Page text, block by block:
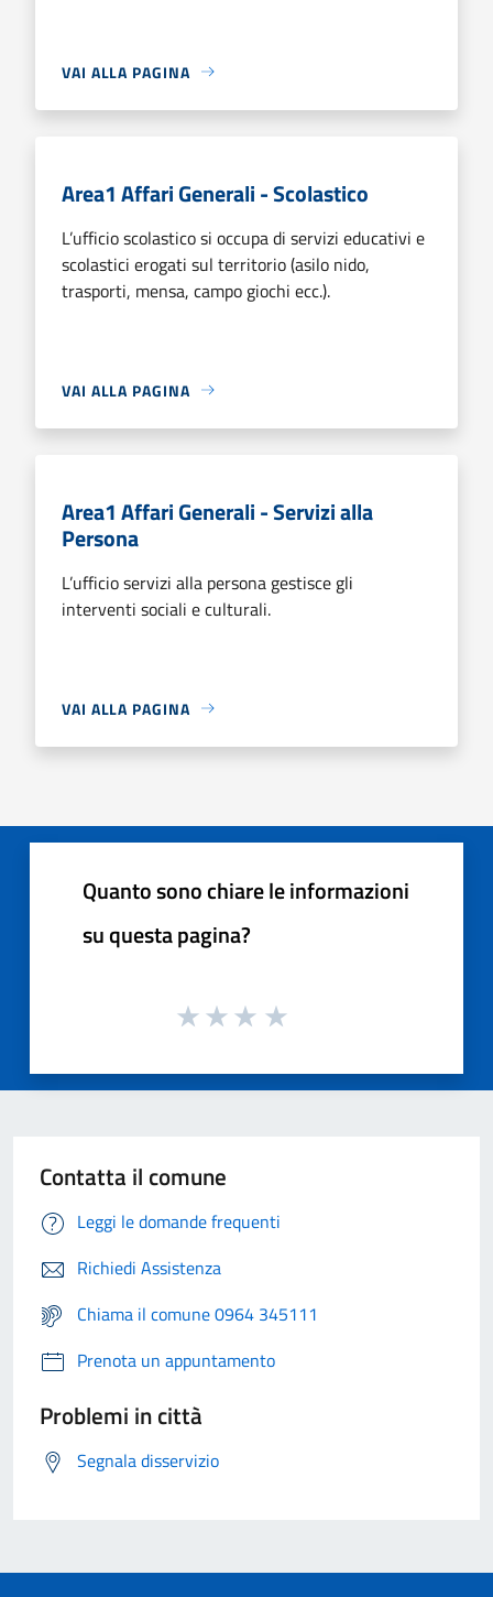
VAI ALLA PAGINA
Area1 Affari Generali - Scolastico
L’ufficio scolastico si occupa di servizi educativi e
scolastici erogati sul territorio (asilo nido,
trasporti, mensa, campo giochi ecc.).
VAI ALLA PAGINA
Area1 Affari Generali - Servizi alla
Persona
L’ufficio servizi alla persona gestisce gli
interventi sociali e culturali.
VAI ALLA PAGINA
Quanto sono chiare le informazioni
su questa pagina?
Contatta il comune
Leggi le domande frequenti
Richiedi Assistenza
Chiama il comune 0964 345111
Prenota un appuntamento
Problemi in città
Segnala disservizio